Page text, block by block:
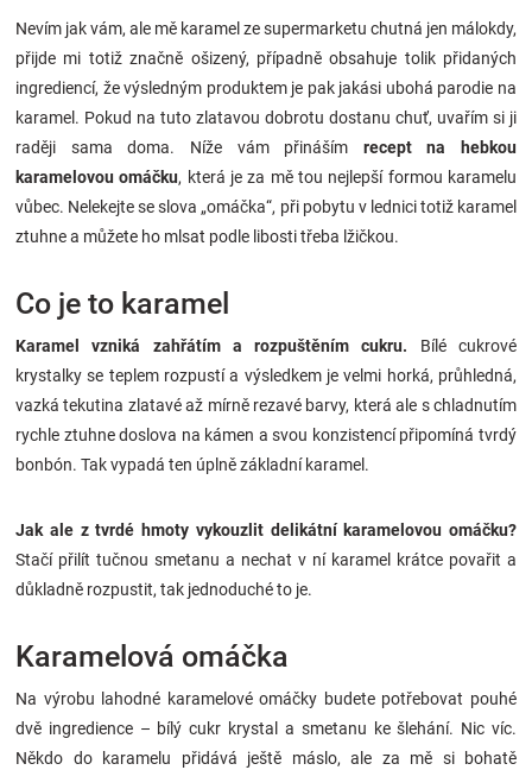
Značky
Blog
Hračkářství
Přihlášení
Nevím jak vám, ale mě karamel ze supermarketu chutná jen málokdy,
přijde mi totiž značně ošizený, případně obsahuje tolik přidaných
ingrediencí, že výsledným produktem je pak jakási ubohá parodie na
karamel. Pokud na tuto zlatavou dobrotu dostanu chuť, uvařím si ji
raději sama doma. Níže vám přináším recept na hebkou
karamelovou omáčku, která je za mě tou nejlepší formou karamelu
vůbec. Nelekejte se slova „omáčka“, při pobytu v lednici totiž karamel
ztuhne a můžete ho mlsat podle libosti třeba lžičkou.
Co je to karamel
Karamel vzniká zahřátím a rozpuštěním cukru. Bílé cukrové
krystalky se teplem rozpustí a výsledkem je velmi horká, průhledná,
vazká tekutina zlatavé až mírně rezavé barvy, která ale s chladnutím
rychle ztuhne doslova na kámen a svou konzistencí připomíná tvrdý
bonbón. Tak vypadá ten úplně základní karamel.
Jak ale z tvrdé hmoty vykouzlit delikátní karamelovou omáčku?
Stačí přilít tučnou smetanu a nechat v ní karamel krátce povařit a
důkladně rozpustit, tak jednoduché to je.
Karamelová omáčka
Na výrobu lahodné karamelové omáčky budete potřebovat pouhé
dvě ingredience – bílý cukr krystal a smetanu ke šlehání. Nic víc.
Někdo do karamelu přidává ještě máslo, ale za mě si bohatě